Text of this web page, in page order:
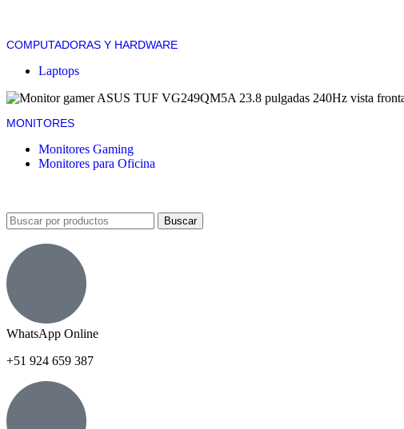
COMPUTADORAS Y HARDWARE
Laptops
MONITORES
Monitores Gaming
Monitores para Oficina
Buscar
WhatsApp Online
+51 924 659 387